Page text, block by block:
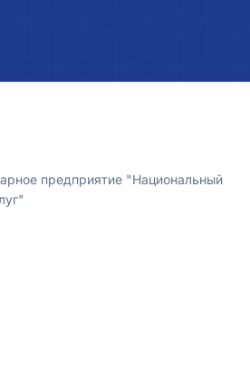
предприятие "Национальный